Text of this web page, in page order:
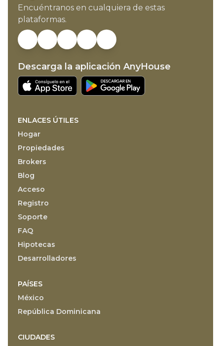
Encuéntranos en cualquiera de estas
plataformas.
Descarga la aplicación AnyHouse
ENLACES ÚTILES
Hogar
Propiedades
Brokers
Blog
Acceso
Registro
Soporte
FAQ
Hipotecas
Desarrolladores
PAÍSES
México
República Dominicana
CIUDADES